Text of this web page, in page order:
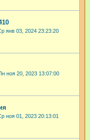
янв 03, 2024 23:23:20
ноя 20, 2023 13:07:00
ноя 01, 2023 20:13:01